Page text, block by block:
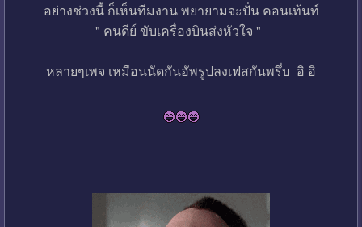
อย่างช่วงนี้ ก็เห็นทีมงาน พยายามจะปั่น คอนเท้นท์
" คนดีย์ ขับเครื่องบินส่งหัวใจ "
หลายๆเพจ เหมือนนัดกันอัพรูปลงเฟสกันพรึ่บ อิ อิ